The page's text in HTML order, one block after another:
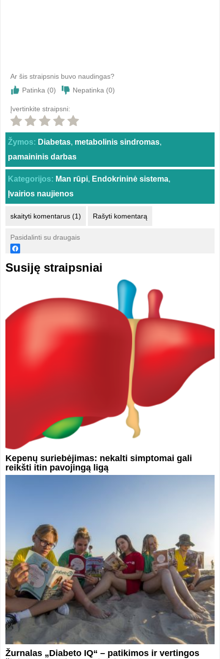
Ar šis straipsnis buvo naudingas?
Patinka (0) Nepatinka (0)
Įvertinkite straipsni:
Žymos: Diabetas, metabolinis sindromas,
pamaininis darbas
Kategorijos: Man rūpi, Endokrininė sistema,
Įvairios naujienos
skaityti komentarus (1) Rašyti komentarą
Pasidalinti su draugais
Susiję straipsniai
Kepenų suriebėjimas: nekalti simptomai gali
reikšti itin pavojingą ligą
Žurnalas „Diabeto IQ“ – patikimos ir vertingos